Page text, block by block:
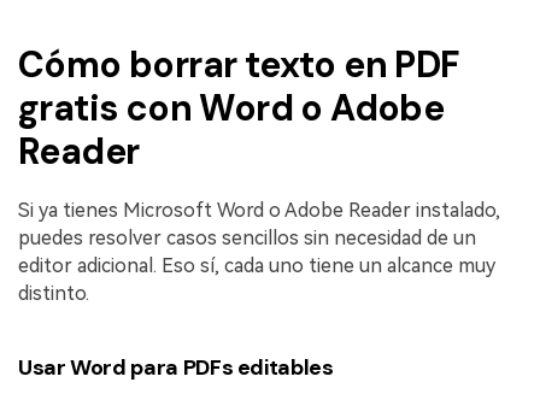
Cómo borrar texto en PDF
gratis con Word o Adobe
Reader
Si ya tienes Microsoft Word o Adobe Reader instalado,
puedes resolver casos sencillos sin necesidad de un
editor adicional. Eso sí, cada uno tiene un alcance muy
distinto.
Usar Word para PDFs editables